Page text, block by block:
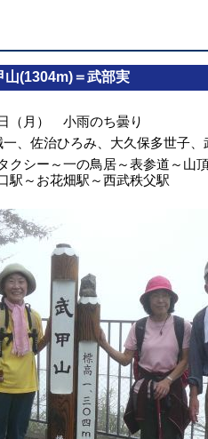
山(1304m)＝武部実
（月） 小雨のち曇り
、佐治ひろみ、大久保多世子、
シー～一の鳥居～表参道～山
浦山口駅～お花畑駅～